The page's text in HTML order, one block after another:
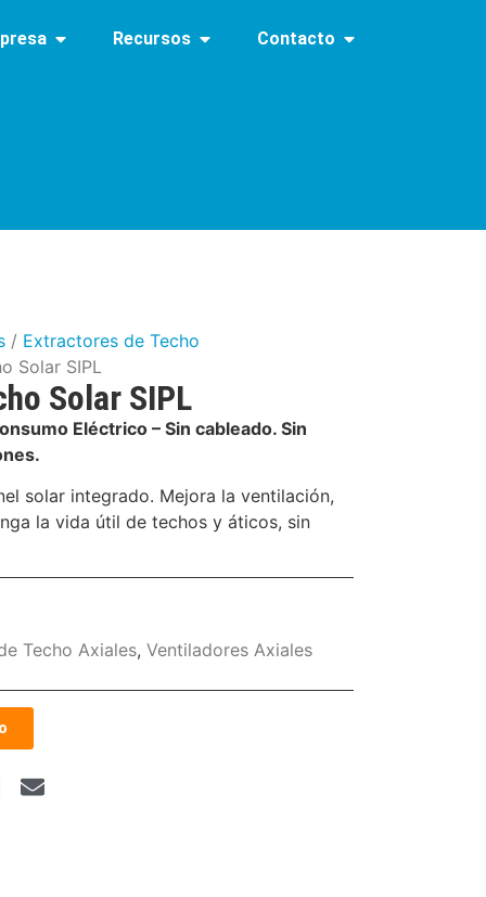
Recursos Contacto
/ Extractores de Techo
Solar SIPL
Solar SIPL
Eléctrico – Sin cableado. Sin
solar integrado. Mejora la ventilación,
la vida útil de techos y áticos, sin
Techo Axiales, Ventiladores Axiales